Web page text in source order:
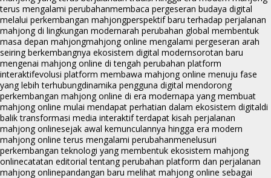
terus mengalami perubahanmembaca pergeseran budaya digital
melalui perkembangan mahjongperspektif baru terhadap perjalanan
mahjong di lingkungan modernarah perubahan global membentuk
masa depan mahjongmahjong online mengalami pergeseran arah
seiring berkembangnya ekosistem digital modernsorotan baru
mengenai mahjong online di tengah perubahan platform
interaktifevolusi platform membawa mahjong online menuju fase
yang lebih terhubungdinamika pengguna digital mendorong
perkembangan mahjong online di era modernapa yang membuat
mahjong online mulai mendapat perhatian dalam ekosistem digitaldi
balik transformasi media interaktif terdapat kisah perjalanan
mahjong onlinesejak awal kemunculannya hingga era modern
mahjong online terus mengalami perubahanmenelusuri
perkembangan teknologi yang membentuk ekosistem mahjong
onlinecatatan editorial tentang perubahan platform dan perjalanan
mahjong onlinepandangan baru melihat mahjong online sebagai